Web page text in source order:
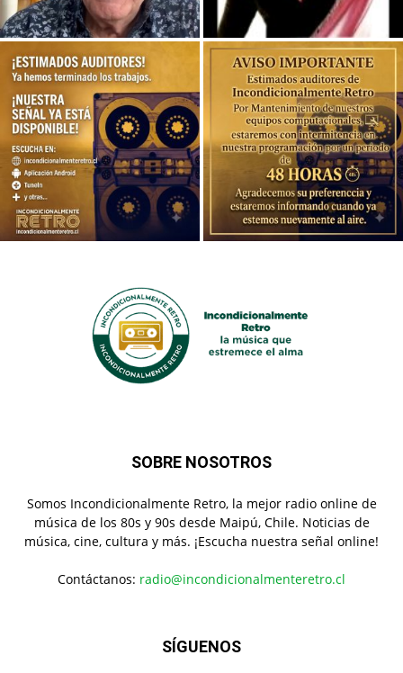
SOBRE NOSOTROS
Somos Incondicionalmente Retro, la mejor radio online de
música de los 80s y 90s desde Maipú, Chile. Noticias de
música, cine, cultura y más. ¡Escucha nuestra señal online!
Contáctanos: radio@incondicionalmenteretro.cl
SÍGUENOS